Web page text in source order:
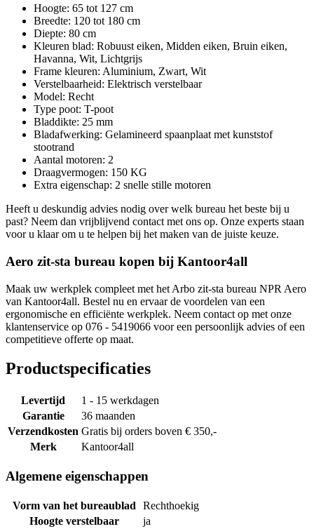
Hoogte: 65 tot 127 cm
Breedte: 120 tot 180 cm
Diepte: 80 cm
Kleuren blad: Robuust eiken, Midden eiken, Bruin eiken,
Havanna, Wit, Lichtgrijs
Frame kleuren: Aluminium, Zwart, Wit
Verstelbaarheid: Elektrisch verstelbaar
Model: Recht
Type poot: T-poot
Bladdikte: 25 mm
Bladafwerking: Gelamineerd spaanplaat met kunststof
stootrand
Aantal motoren: 2
Draagvermogen: 150 KG
Extra eigenschap: 2 snelle stille motoren
Heeft u deskundig advies nodig over welk bureau het beste bij u
past? Neem dan vrijblijvend contact met ons op. Onze experts staan
voor u klaar om u te helpen bij het maken van de juiste keuze.
Aero zit-sta bureau kopen bij Kantoor4all
Maak uw werkplek compleet met het Arbo zit-sta bureau NPR Aero
van Kantoor4all. Bestel nu en ervaar de voordelen van een
ergonomische en efficiënte werkplek. Neem contact op met onze
klantenservice op 076 - 5419066 voor een persoonlijk advies of een
competitieve offerte op maat.
Productspecificaties
Levertijd
1 - 15 werkdagen
Garantie
36 maanden
Verzendkosten Gratis bij orders boven € 350,-
Merk
Kantoor4all
Algemene eigenschappen
Vorm van het bureaublad
Rechthoekig
Hoogte verstelbaar
ja